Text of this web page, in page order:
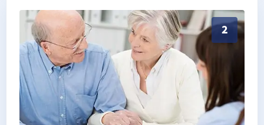
2
Exaktes Aufmaß in Trebitz (Landkreis Wittenberg)